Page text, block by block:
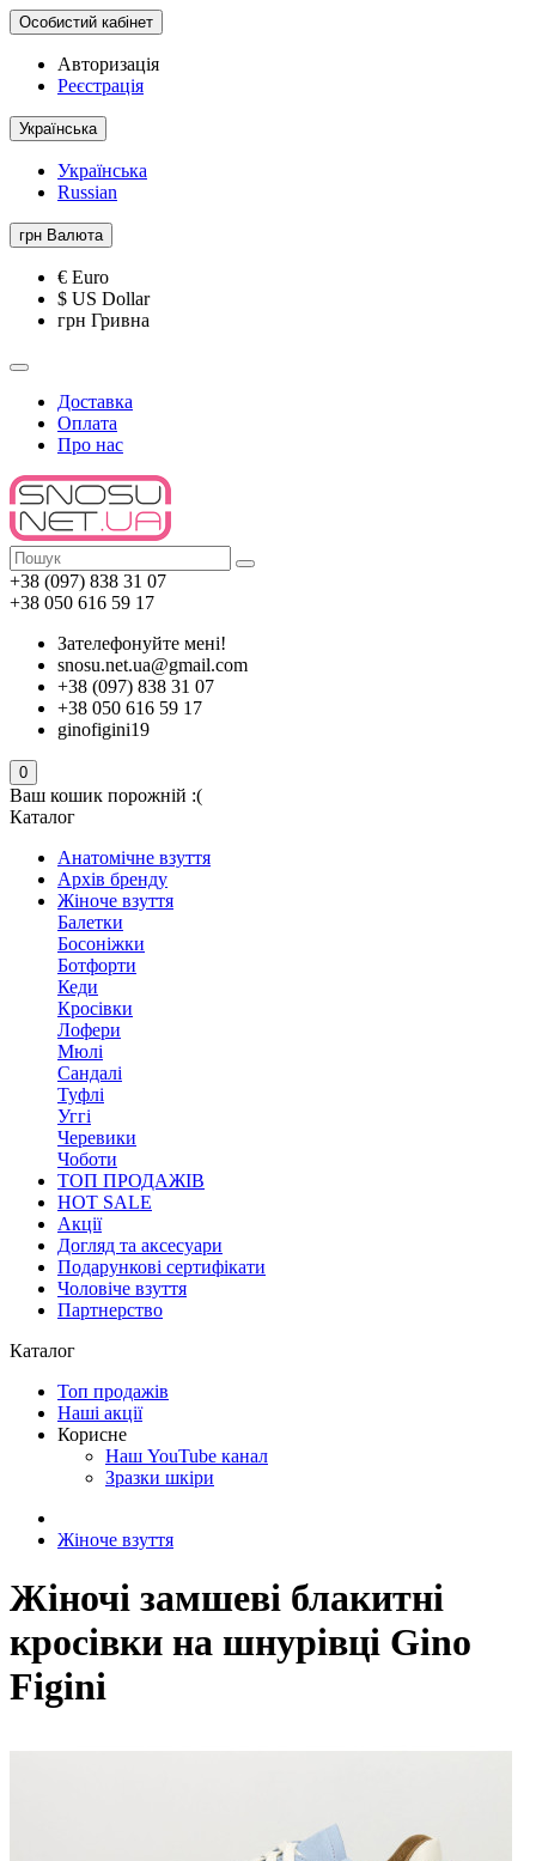
Особистий кабінет
Авторизація
Реєстрація
Українська
Українська
Russian
грн Валюта
€ Euro
$ US Dollar
грн Гривна
Доставка
Оплата
Про нас
+38 (097) 838 31 07
+38 050 616 59 17
Зателефонуйте мені!
snosu.net.ua@gmail.com
+38 (097) 838 31 07
+38 050 616 59 17
ginofigini19
0
Ваш кошик порожній :(
Каталог
Анатомічне взуття
Архів бренду
Жіноче взуття
Балетки
Босоніжки
Ботфорти
Кеди
Кросівки
Лофери
Мюлі
Сандалі
Туфлі
Уггі
Черевики
Чоботи
ТОП ПРОДАЖІВ
HOT SALE
Акції
Догляд та аксесуари
Подарункові сертифікати
Чоловіче взуття
Партнерство
Каталог
Топ продажів
Наші акції
Корисне
Наш YouTube канал
Зразки шкіри
Жіноче взуття
Жіночі замшеві блакитні
кросівки на шнурівці Gino
Figini